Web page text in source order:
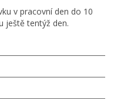
v pracovní den do 10
ještě tentýž den.